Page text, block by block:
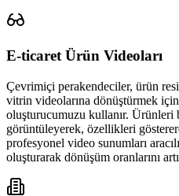
E-ticaret Ürün Videoları
Çevrimiçi perakendeciler, ürün
vitrin videolarına dönüştürmek
oluşturucumuzu kullanır. Ürünleri
görüntüleyerek, özellikleri
profesyonel video sunumları
oluşturarak dönüşüm oranlarını